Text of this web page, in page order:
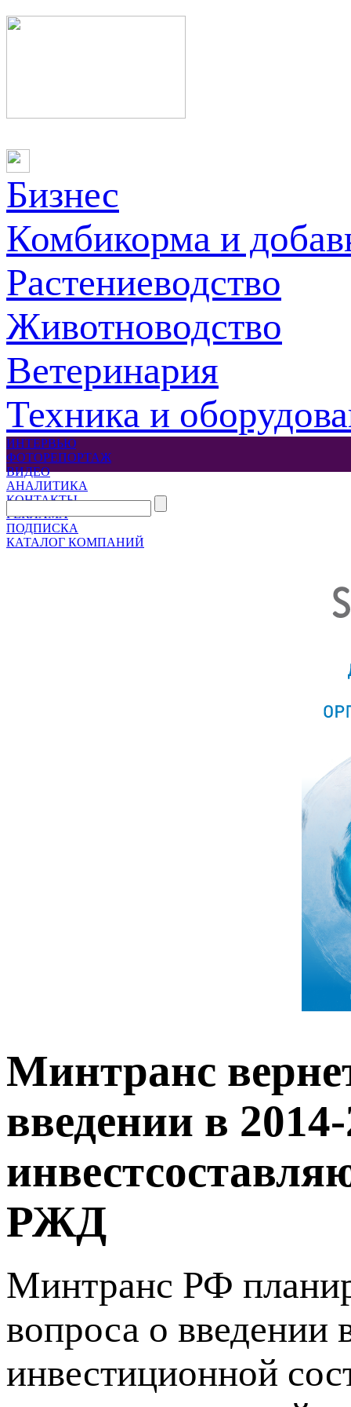
Бизнес
Комбикорма и
Растениеводство
Животноводство
Ветеринария
Техника и
ИНТЕРВЬЮ
ФОТОРЕПОРТАЖ
ВИДЕО
АНАЛИТИКА
КОНТАКТЫ
РЕКЛАМА
ПОДПИСКА
КАТАЛОГ КОМПАНИЙ
Минтранс
введении в 2014-
РЖД
Минтранс РФ
вопроса о введении
инвестиционной